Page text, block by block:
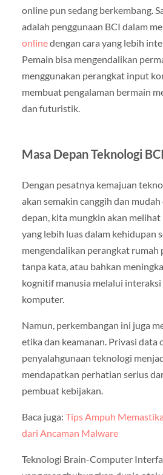
online pun sedang berkembang.
adalah penggunaan BCI dalam
onlinedengan cara yang lebih
Pemain bisa mengendalikan
menggunakan perangkat input
membuat pengalaman bermain
dan futuristik.
Masa Depan Teknologi BCI
Dengan pesatnya kemajuan
akan semakin canggih dan mudah
depan, kita mungkin akan melihat
yang lebih luas dalam kehidupan
mengendalikan perangkat rumah
tanpa kata, atau bahkan
kognitif manusia melalui interaksi
komputer.
Namun, perkembangan ini juga
etika dan keamanan. Privasi data
penyalahgunaan teknologi
mendapatkan perhatian serius
pembuat kebijakan.
Baca juga: Tips Ampuh
dari Ancaman Malware
Teknologi Brain-Computer